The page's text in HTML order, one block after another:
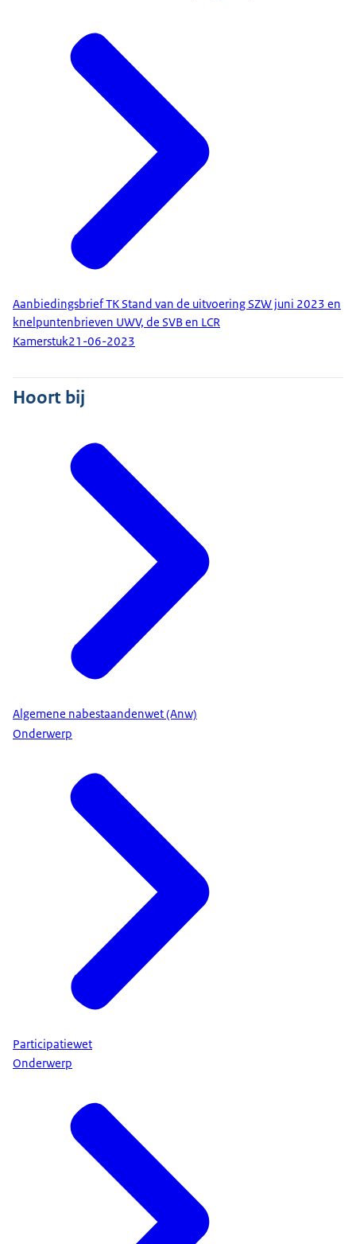
Aanbiedingsbrief TK Stand van de uitvoering SZW juni 2023 en
knelpuntenbrieven UWV, de SVB en LCR
Kamerstuk21-06-2023
Hoort bij
Algemene nabestaandenwet (Anw)
Onderwerp
Participatiewet
Onderwerp